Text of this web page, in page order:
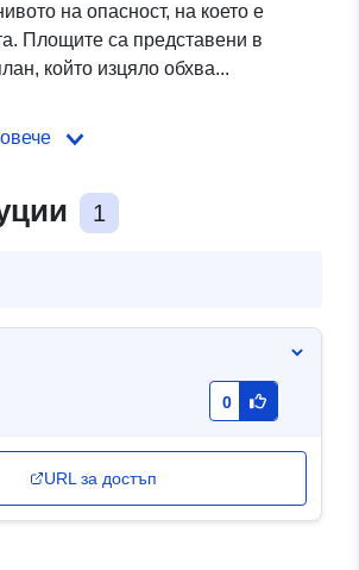
на опасност, на което е
Площите са представени в
който изцяло обхва...
1
0
URL за достъп